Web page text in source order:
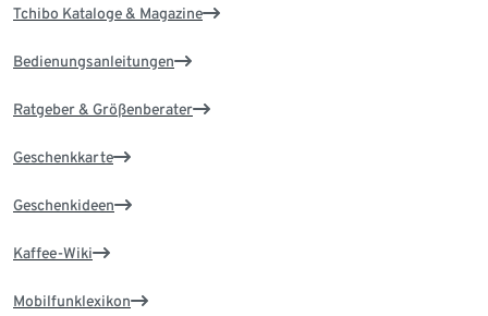
Tchibo Kataloge & Magazine
Bedienungsanleitungen
Ratgeber & Größenberater
Geschenkkarte
Geschenkideen
Kaffee-Wiki
Mobilfunklexikon